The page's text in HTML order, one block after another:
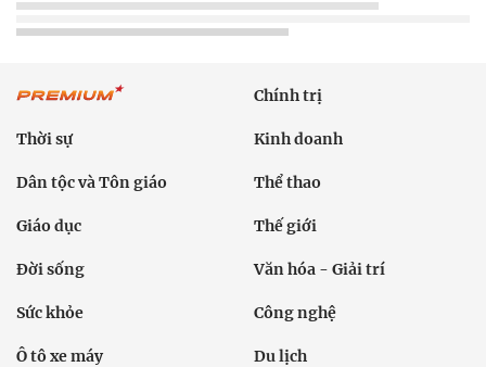
Chính trị
Thời sự Kinh doanh
Dân tộc và Tôn giáo Thể thao
Giáo dục Thế giới
Đời sống Văn hóa - Giải trí
Sức khỏe Công nghệ
Ô tô xe máy Du lịch